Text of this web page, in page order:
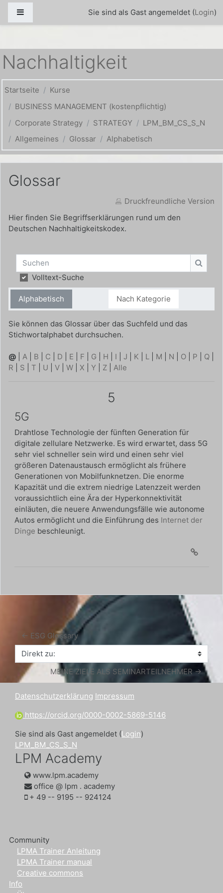
Zum Hauptinhalt
Website-ÜbersichtSie sind als Gast angemeldet (Login)
Nachhaltigkeit
Startseite
Kurse
BUSINESS MANAGEMENT (kostenpflichtig)
Corporate Strategy
STRATEGY
LPM_BM_CS_S_N
Allgemeines
Glossar Alphabetisch
Glossar
Druckfreundliche Version
Hier finden Sie Begriffserklärungen rund um den
Deutschen Nachhaltigkeitskodex.
Suchen
Volltext-Suche
Alphabetisch Nach Kategorie
Sie können das Glossar über das Suchfeld und das
Stichwortalphabet durchsuchen.
@ A B C D E F G H I J K L M N O P Q
R
S T U V W X Y Z Alle
5
5G
Drahtlose Technologie der fünften Generation für
digitale zellulare Netzwerke. Es wird erwartet, dass 5G
sehr viel schneller sein wird und einen sehr viel
größeren Datenaustausch ermöglicht als frühere
Generationen von Mobilfunknetzen. Die enorme
Kapazität und die extrem niedrige Latenzzeit werden
voraussichtlich eine Ära der Hyperkonnektivität
einläuten, die neuere Anwendungsfälle wie autonome
Autos ermöglicht und die Einführung des Internet der
Dinge beschleunigt.
← ESG Glossary
Direkt zu:
MEINE ZIELE ALS SEMINARTEILNEHMER →
Datenschutzerklärung Impressum
https://orcid.org/0000-0002-5869-5146
Sie sind als Gast angemeldet (Login)
LPM_BM_CS_S_N
LPM Academy
www.lpm.academy
office @ lpm . academy
‭+ 49 -- 9195 -- 924124‬
Community
LPMA Trainer Anleitung
LPMA Trainer manual
Creative commons
Info